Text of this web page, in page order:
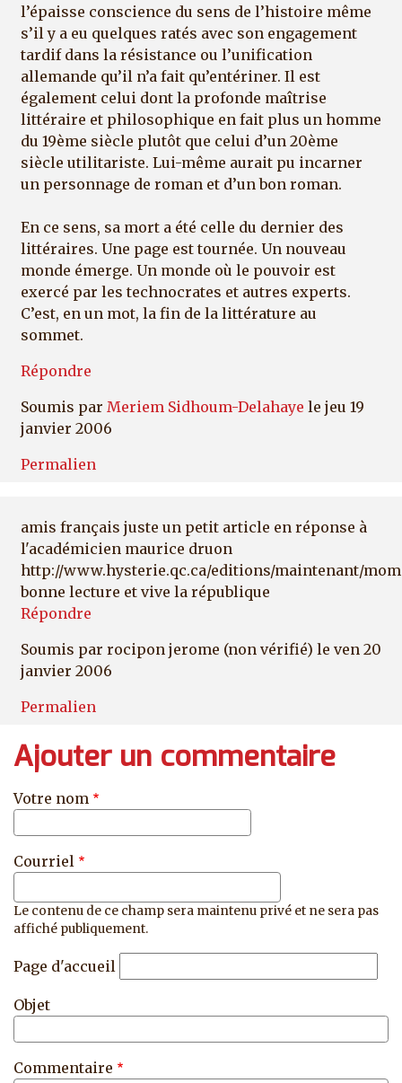
l’épaisse conscience du sens de l’histoire même
s’il y a eu quelques ratés avec son engagement
tardif dans la résistance ou l’unification
allemande qu’il n’a fait qu’entériner. Il est
également celui dont la profonde maîtrise
littéraire et philosophique en fait plus un homme
du 19ème siècle plutôt que celui d’un 20ème
siècle utilitariste. Lui-même aurait pu incarner
un personnage de roman et d’un bon roman.
En ce sens, sa mort a été celle du dernier des
littéraires. Une page est tournée. Un nouveau
monde émerge. Un monde où le pouvoir est
exercé par les technocrates et autres experts.
C’est, en un mot, la fin de la littérature au
sommet.
Répondre
Soumis par Meriem Sidhoum-Delahaye le jeu 19
janvier 2006
Permalien
amis français juste un petit article en réponse à
l'académicien maurice druon
http://www.hysterie.qc.ca/editions/maintenant/
bonne lecture et vive la république
Répondre
Soumis par rocipon jerome (non vérifié) le ven 20
janvier 2006
Permalien
Ajouter un commentaire
Votre nom
Courriel
Le contenu de ce champ sera maintenu privé et ne sera pas
affiché publiquement.
Page d'accueil
Objet
Commentaire